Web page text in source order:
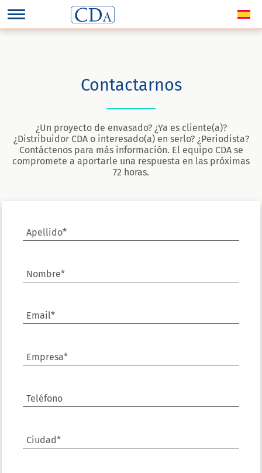
Contactarnos
¿Un proyecto de envasado? ¿Ya es cliente(a)?
¿Distribuidor CDA o interesado(a) en serlo? ¿Periodista?
Contáctenos para más información. El equipo CDA se
compromete a aportarle una respuesta en las próximas
72 horas.
Apellido*
Nombre*
Email*
Empresa*
Teléfono
Ciudad*